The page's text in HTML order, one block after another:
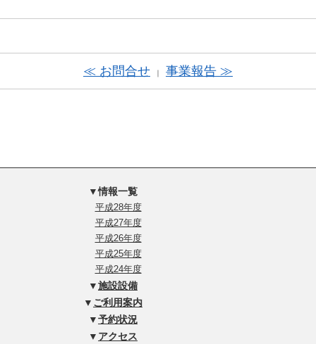
≪ お問合せ ｜ 事業報告 ≫
▼情報一覧
平成28年度
平成27年度
平成26年度
平成25年度
平成24年度
▼施設設備
▼ ご利用案内
▼予約状況
▼ アクセス